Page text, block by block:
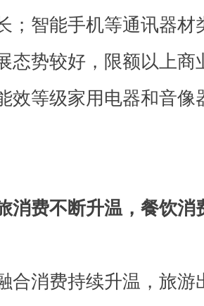
；智能手机等通讯器
态势较好，限额以上
效等级家用电器和音
消费不断升温，餐饮消
合消费持续升温，旅